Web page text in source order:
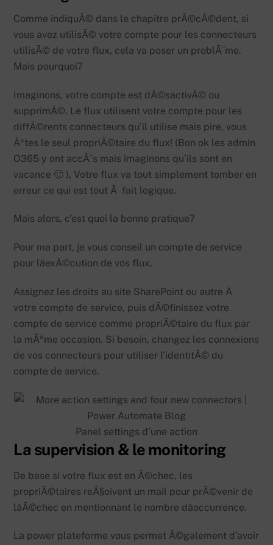
Comme indiquÃ© dans le chapitre prÃ©cÃ©dent, si
vous avez utilisÃ© votre compte pour les connecteurs
utilisÃ© de votre flux, cela va poser un problÃ¨me.
Mais pourquoi?
Imaginons, votre compte est dÃ©sactivÃ© ou
supprimÃ©. Le flux utilisent votre compte pour les
diffÃ©rents connecteurs qu’il utilise mais pire, vous
Ãªtes le seul propriÃ©taire du flux! (Bon ok les admin
O365 y ont accÃ¨s mais imaginons qu’ils sont en
vacance 🙂 ), Votre flux va tout simplement tomber en
erreur ce qui est tout Ã fait logique.
Mais alors, c’est quoi la bonne pratique?
Pour ma part, je vous conseil un compte de service
pour lâexÃ©cution de vos flux.
Assignez les droits au site SharePoint ou autre Ã
votre compte de service, puis dÃ©finissez votre
compte de service comme propriÃ©taire du flux par
la mÃªme occasion. Si besoin, changez les connexions
de vos connecteurs pour utiliser l’identitÃ© du
compte de service.
Panel settings d’une action
La supervision & le monitoring
De base si votre flux est en Ã©chec, les
propriÃ©taires reÃ§oivent un mail pour prÃ©venir de
lâÃ©chec en mentionnant le nombre dâoccurrence.
La power plateforme vous permet Ã©galement d’avoir